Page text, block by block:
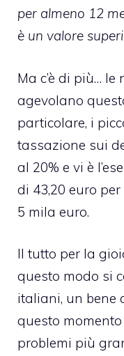
per almeno 12
è un valore
Ma c’è di più…
agevolano
particolare, i
tassazione sui
al 20% e vi è
di 43,20 euro
5 mila euro.
Il tutto per la
questo modo si
italiani, un bene
questo
problemi più